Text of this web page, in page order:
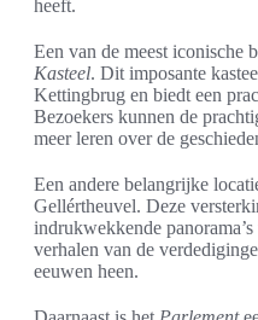
heeft.
Een van de meest iconische
Kasteel. Dit imposante
Kettingbrug en biedt een
Bezoekers kunnen de
meer leren over de
Een andere belangrijke
Gellértheuvel. Deze
indrukwekkende
verhalen van de
eeuwen heen.